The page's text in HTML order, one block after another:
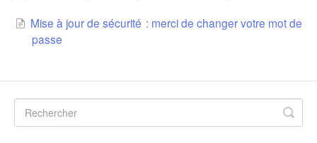
Mise à jour de sécurité : merci de changer votre mot de
passe